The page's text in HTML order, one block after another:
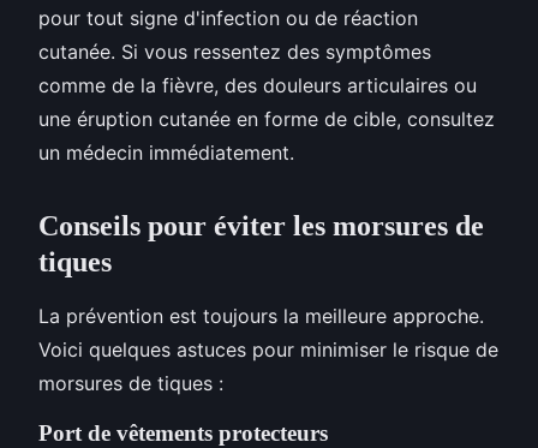
pour tout signe d'infection ou de réaction
cutanée. Si vous ressentez des symptômes
comme de la fièvre, des douleurs articulaires ou
une éruption cutanée en forme de cible, consultez
un médecin immédiatement.
Conseils pour éviter les morsures de
tiques
La prévention est toujours la meilleure approche.
Voici quelques astuces pour minimiser le risque de
morsures de tiques :
Port de vêtements protecteurs